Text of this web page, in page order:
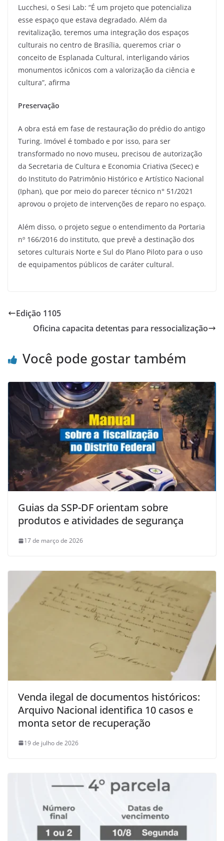
Lucchesi, o Sesi Lab: “É um projeto que potencializa
esse espaço que estava degradado. Além da
revitalização, teremos uma integração dos espaços
culturais no centro de Brasília, queremos criar o
conceito de Esplanada Cultural, interligando vários
monumentos icônicos com a valorização da ciência e
cultura”, afirma
Preservação
A obra está em fase de restauração do prédio do antigo
Turing. Imóvel é tombado e por isso, para ser
transformado no novo museu, precisou de autorização
da Secretaria de Cultura e Economia Criativa (Secec) e
do Instituto do Patrimônio Histórico e Artístico Nacional
(Iphan), que por meio do parecer técnico n° 51/2021
aprovou o projeto de intervenções de reparo no espaço.
Além disso, o projeto segue o entendimento da Portaria
nº 166/2016 do instituto, que prevê a destinação dos
setores culturais Norte e Sul do Plano Piloto para o uso
de equipamentos públicos de caráter cultural.
Edição 1105
Oficina capacita detentas para ressocialização
Você pode gostar também
Guias da SSP-DF orientam sobre
produtos e atividades de segurança
17 de março de 2026
Venda ilegal de documentos históricos:
Arquivo Nacional identifica 10 casos e
monta setor de recuperação
19 de julho de 2026